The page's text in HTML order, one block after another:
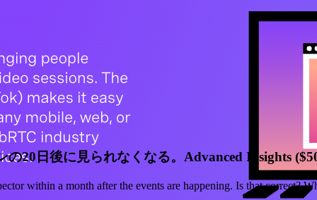
の20日後に見られなくなる。Advanced Insights
within a month after the events are happening. Is that correct?